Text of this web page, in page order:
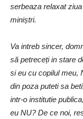
serbeaza relaxat
miniștri.
Va intreb sincer,
să petreceți in stare
si eu cu copilul meu,
din poza puteti sa
intr-o institutie
eu NU? De ce noi,